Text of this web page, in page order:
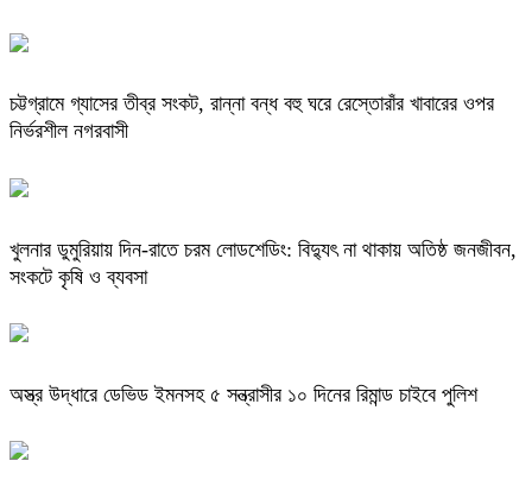
চট্টগ্রামে গ্যাসের তীব্র সংকট, রান্না বন্ধ বহু ঘরে রেস্তোরাঁর খাবারের ওপর
নির্ভরশীল নগরবাসী
খুলনার ডুমুরিয়ায় দিন-রাতে চরম লোডশেডিং: বিদ্যুৎ না থাকায় অতিষ্ঠ জনজীবন,
সংকটে কৃষি ও ব্যবসা
অস্ত্র উদ্ধারে ডেভিড ইমনসহ ৫ সন্ত্রাসীর ১০ দিনের রিমান্ড চাইবে পুলিশ